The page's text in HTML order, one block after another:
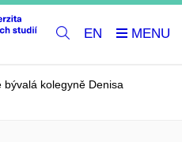
EN
bývalá kolegyně Denisa